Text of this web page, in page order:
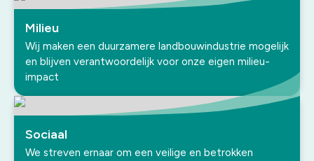
Milieu
Wij maken een duurzamere landbouwindustrie mogelijk
en blijven verantwoordelijk voor onze eigen milieu-
impact
Sociaal
We streven ernaar om een veilige en betrokken